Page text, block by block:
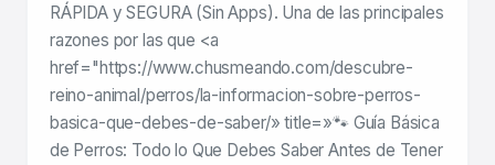
RÁPIDA y SEGURA (Sin Apps). Una de las principales
razones por las que <a
href="https://www.chusmeando.com/descubre-
reino-animal/perros/la-informacion-sobre-perros-
basica-que-debes-de-saber/» title=»🐾 Guía Básica
de Perros: Todo lo Que Debes Saber Antes de Tener